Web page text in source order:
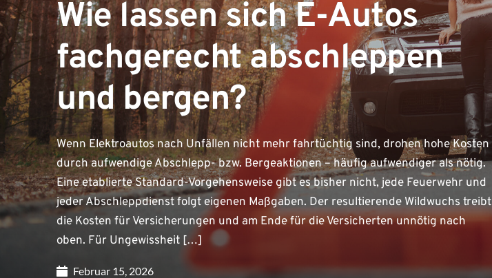
Wie lassen sich E-Autos
fachgerecht abschleppen
und bergen?
Wenn Elektroautos nach Unfällen nicht mehr fahrtüchtig sind, drohen hohe Kosten
durch aufwendige Abschlepp- bzw. Bergeaktionen – häufig aufwendiger als nötig.
Eine etablierte Standard-Vorgehensweise gibt es bisher nicht, jede Feuerwehr und
jeder Abschleppdienst folgt eigenen Maßgaben. Der resultierende Wildwuchs treibt
die Kosten für Versicherungen und am Ende für die Versicherten unnötig nach
oben. Für Ungewissheit […]
Februar 15, 2026